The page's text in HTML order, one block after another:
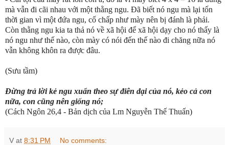
mà vẫn đi cãi nhau với một thằng ngu. Đã biết nó ngu mà lại tốn
thời gian vì một đứa ngu, cố chấp như mày nên bị đánh là phải.
Còn thằng ngu kia ta thả nó về xã hội để xã hội dạy cho nó thấy là
nó ngu như thế nào, còn mày có nói đến thế nào đi chăng nữa nó
vẫn không khôn ra được đâu.
(Sưu tầm)
Ðừng trả lời kẻ ngu xuẩn theo sự điên dại của nó, kẻo cả con
nữa, con cũng nên giống nó;
(Cách Ngôn 26,4 - Bản dịch của Lm Nguyễn Thế Thuấn)
V at 8:31 PM No comments: